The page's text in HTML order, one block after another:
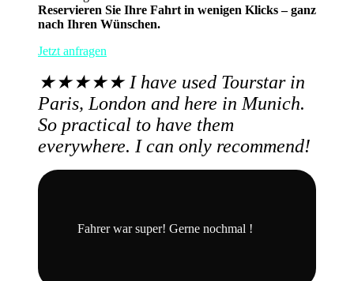
Reservieren Sie Ihre Fahrt in wenigen Klicks – ganz
nach Ihren Wünschen.
Jetzt anfragen
★★★★★ I have used Tourstar in
Paris, London and here in Munich.
So practical to have them
everywhere. I can only recommend!
Fahrer war super! Gerne nochmal !